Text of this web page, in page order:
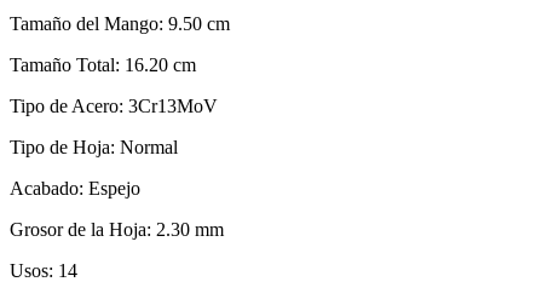
Tamaño del Mango: 9.50 cm
Tamaño Total: 16.20 cm
Tipo de Acero: 3Cr13MoV
Tipo de Hoja: Normal
Acabado: Espejo
Grosor de la Hoja: 2.30 mm
Usos: 14